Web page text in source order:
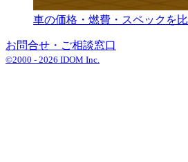
車の価格・燃費・スペックを
お問合せ・ご相談窓口
©2000 - 2026 IDOM Inc.